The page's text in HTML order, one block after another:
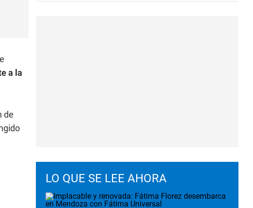
a la
de
LO QUE SE LEE AHORA